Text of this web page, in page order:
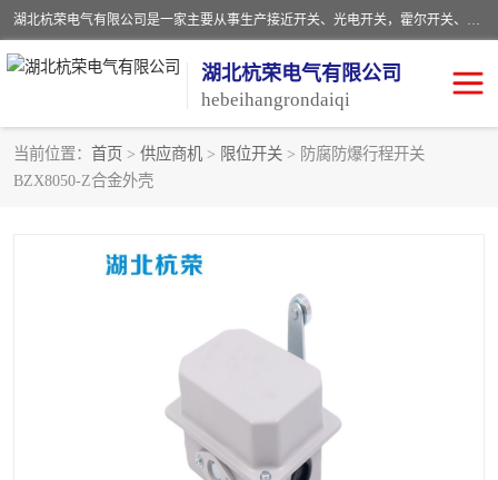
湖北杭荣电气有限公司是一家主要从事生产接近开关、光电开关，霍尔开关、两级跑偏开关、双向拉绳开关、速度监测器、皮带打滑开关、阻旋式料位开关、皮带纵向撕裂开关、溜槽堵塞开关、声光报警器、矿用磁性井筒开关等，主营行业：电气设备、仪器仪表制造, 高低压电器，成套电气设备，矿用防爆机电设备，皮带机综合保护系统，防爆电器，传感器，工矿配件，电器配件，自动化工业机器人的研发，制造，加工销售。
湖北杭荣电气有限公司
hebeihangrondaiqi
当前位置： 首页 > 供应商机 > 限位开关 > 防腐防爆行程开关
BZX8050-Z合金外壳
阻旋料位开关
声光报警器
滑线指示灯
光电开关
拉绳开关